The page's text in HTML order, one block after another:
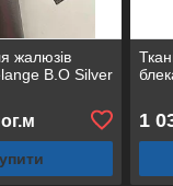
жалюзів
B.O Silver
1